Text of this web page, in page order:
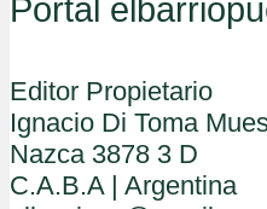
Portal
Editor Propietario
Ignacio Di Toma
Nazca 3878 3 D
C.A.B.A | Argentina